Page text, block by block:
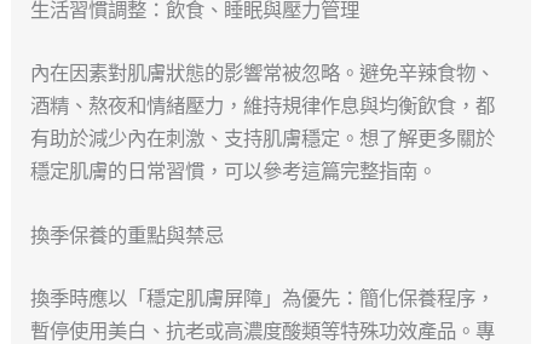
生活習慣調整：飲食、睡眠與壓力管理
內在因素對肌膚狀態的影響常被忽略。避免辛辣食物、
酒精、熬夜和情緒壓力，維持規律作息與均衡飲食，都
有助於減少內在刺激、支持肌膚穩定。想了解更多關於
穩定肌膚的日常習慣，可以參考這篇完整指南。
換季保養的重點與禁忌
換季時應以「穩定肌膚屏障」為優先：簡化保養程序，
暫停使用美白、抗老或高濃度酸類等特殊功效產品。專